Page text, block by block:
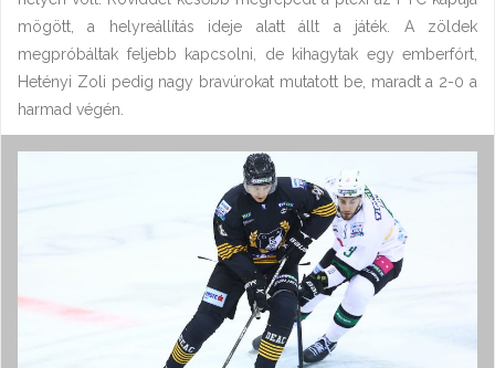
mögött, a helyreállítás ideje alatt állt a játék. A zöldek
megpróbáltak feljebb kapcsolni, de kihagytak egy emberfórt,
Hetényi Zoli pedig nagy bravúrokat mutatott be, maradt a 2-0 a
harmad végén.